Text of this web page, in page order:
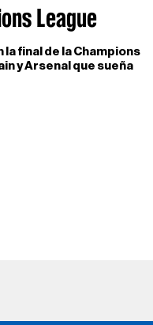
League
final de la Champions
y Arsenal que sueña